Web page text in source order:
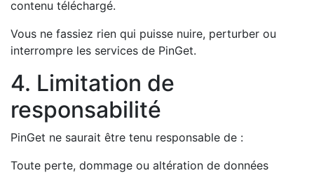
contenu téléchargé.
Vous ne fassiez rien qui puisse nuire, perturber ou
interrompre les services de PinGet.
4. Limitation de
responsabilité
PinGet ne saurait être tenu responsable de :
Toute perte, dommage ou altération de données